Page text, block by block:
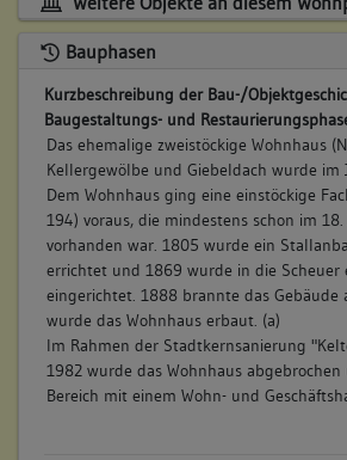
Bauphasen
Kurzbeschreibung der Bau-/
Baugestaltungs- und
Das ehemalige zweistöckige Wohnhaus
Kellergewölbe und Giebeldach wurde im
Dem Wohnhaus ging eine einstöckige
194) voraus, die mindestens schon im
vorhanden war. 1805 wurde ein
errichtet und 1869 wurde in die Scheuer
eingerichtet. 1888 brannte das Gebäude
wurde das Wohnhaus erbaut. (a)
Im Rahmen der Stadtkernsanierung
1982 wurde das Wohnhaus
Bereich mit einem Wohn- und